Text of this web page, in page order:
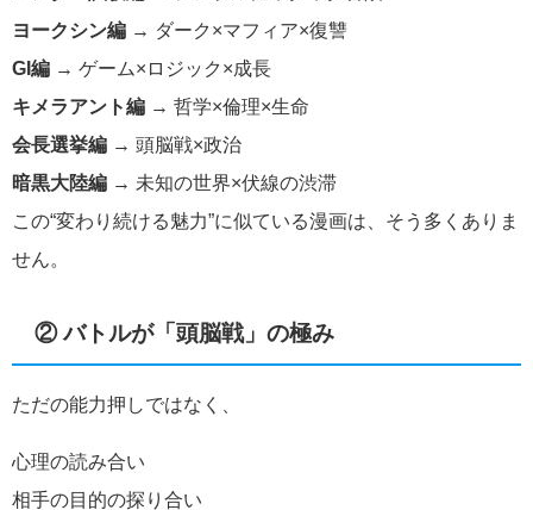
ヨークシン編 → ダーク×マフィア×復讐
GI編 → ゲーム×ロジック×成長
キメラアント編 → 哲学×倫理×生命
会長選挙編 → 頭脳戦×政治
暗黒大陸編 → 未知の世界×伏線の渋滞
この“変わり続ける魅力”に似ている漫画は、そう多くありま
せん。
② バトルが「頭脳戦」の極み
ただの能力押しではなく、
心理の読み合い
相手の目的の探り合い